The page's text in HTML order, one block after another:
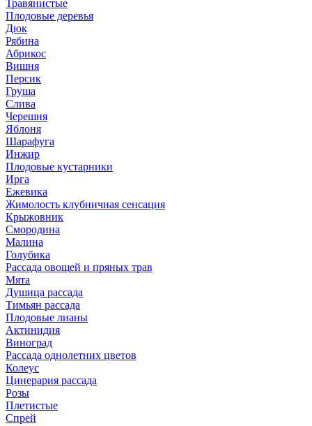
Травянистые
Плодовые деревья
Дюк
Рябина
Абрикос
Вишня
Персик
Груша
Слива
Черешня
Яблоня
Шарафуга
Инжир
Плодовые кустарники
Ирга
Ежевика
Жимолость клубничная сенсация
Крыжовник
Смородина
Малина
Голубика
Рассада овощей и пряных трав
Мята
Душица рассада
Тимьян рассада
Плодовые лианы
Актинидия
Виноград
Рассада однолетних цветов
Колеус
Цинерария рассада
Розы
Плетистые
Спрей